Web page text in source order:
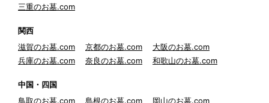
三重のお墓.com
関西
滋賀のお墓.com
京都のお墓.com
大阪のお墓.com
兵庫のお墓.com
奈良のお墓.com 和歌山のお墓.com
中国・四国
鳥取のお墓.com
島根のお墓.com
岡山のお墓.com